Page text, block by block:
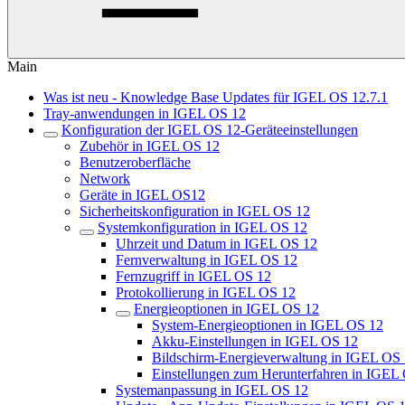
Main
Was ist neu - Knowledge Base Updates für IGEL OS 12.7.1
Tray-anwendungen in IGEL OS 12
Konfiguration der IGEL OS 12-Geräteeinstellungen
Zubehör in IGEL OS 12
Benutzeroberfläche
Network
Geräte in IGEL OS12
Sicherheitskonfiguration in IGEL OS 12
Systemkonfiguration in IGEL OS 12
Uhrzeit und Datum in IGEL OS 12
Fernverwaltung in IGEL OS 12
Fernzugriff in IGEL OS 12
Protokollierung in IGEL OS 12
Energieoptionen in IGEL OS 12
System-Energieoptionen in IGEL OS 12
Akku-Einstellungen in IGEL OS 12
Bildschirm-Energieverwaltung in IGEL OS
Einstellungen zum Herunterfahren in IGEL
Systemanpassung in IGEL OS 12